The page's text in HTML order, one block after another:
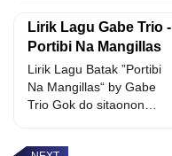
Lirik Lagu Gabe Trio -
Portibi Na Mangillas
Lirik Lagu Batak ”Portibi
Na Mangillas“ by Gabe
Trio Gok do sitaonon